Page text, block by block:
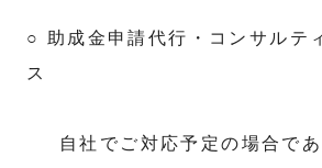
○ 助成金申請代行・コンサル
ス
自社でご対応予定の場合で